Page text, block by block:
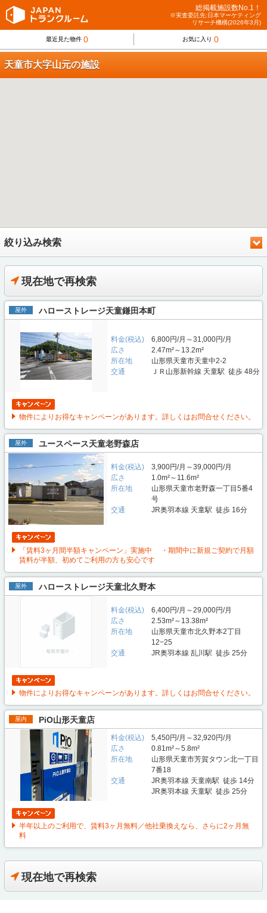
総掲載施設数No.1！
※実査委託先:日本マーケティング
リサーチ機構(2026年3月)
最近見た物件 0 お気に入り 0
天童市大字山元の施設
絞り込み検索
現在地で再検索
屋外 ハローストレージ天童鎌田本町
料金(税込)
6,800円/月～31,000円/月
広さ
2.47m²～13.2m²
所在地
山形県天童市天童中2-2
交通
ＪＲ山形新幹線 天童駅 徒歩 48分
物件によりお得なキャンペーンがあります。詳しくはお問合せください。
屋外 ユースペース天童老野森店
料金(税込)
3,900円/月～39,000円/月
広さ
1.0m²～11.6m²
所在地
山形県天童市老野森一丁目5番4
号
交通
JR奥羽本線 天童駅 徒歩 16分
「賃料3ヶ月間半額キャンペーン」実施中 ・期間中に新規ご契約で月額
賃料が半額、初めてご利用の方も安心です
屋外 ハローストレージ天童北久野本
料金(税込)
6,400円/月～29,000円/月
広さ
2.53m²～13.38m²
所在地
山形県天童市北久野本2丁目
12−25
交通
JR奥羽本線 乱川駅 徒歩 25分
物件によりお得なキャンペーンがあります。詳しくはお問合せください。
屋内 PiO山形天童店
料金(税込)
5,450円/月～32,920円/月
広さ
0.81m²～5.8m²
所在地
山形県天童市芳賀タウン北一丁目
7番18
交通
JR奥羽本線 天童南駅 徒歩 14分
JR奥羽本線 天童駅 徒歩 25分
半年以上のご利用で、賃料3ヶ月無料／他社乗換えなら、さらに2ヶ月無
料
現在地で再検索